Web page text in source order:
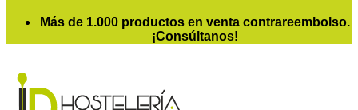
Más de 1.000 productos en venta contrareembolso.
¡Consúltanos!